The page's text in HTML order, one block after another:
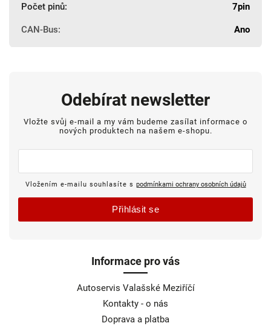
Počet pinů: 7pin
CAN-Bus: Ano
Informace pro vás
Autoservis Valašské Meziříčí
Kontakty - o nás
Doprava a platba
Odebírat newsletter
Vložte svůj e-mail a my vám budeme zasílat informace o
nových produktech na našem e-shopu.
Vložením e-mailu souhlasíte s podmínkami ochrany osobních údajů
Přihlásit se